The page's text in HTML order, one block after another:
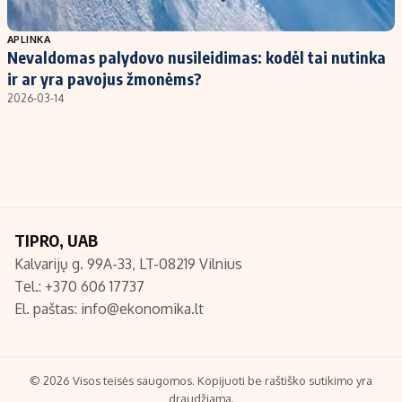
Populiarios temos
Investavimas
Akcijų rinka
Titulinis
Nedarbo išmokos skaičiuoklė
Redakcija
Turinio žymėjimo taisyklės
APLINKA
Nevaldomas palydovo nusileidimas: kodėl tai nutinka
ir ar yra pavojus žmonėms?
2026-03-14
TIPRO, UAB
Kalvarijų g. 99A-33, LT-08219 Vilnius
Tel.: +370 606 17737
El. paštas: info@ekonomika.lt
© 2026 Visos teisės saugomos. Kopijuoti be raštiško sutikimo yra
draudžiama.